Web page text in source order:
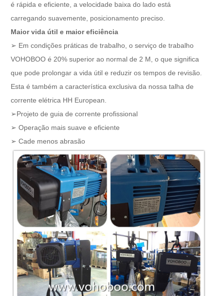
é rápida e eficiente, a velocidade baixa do lado está
carregando suavemente, posicionamento preciso.
Maior vida útil e maior eficiência
➢ Em condições práticas de trabalho, o serviço de trabalho
VOHOBOO é 20% superior ao normal de 2 M, o que significa
que pode prolongar a vida útil e reduzir os tempos de revisão.
Esta é também a característica exclusiva da nossa talha de
corrente elétrica HH European.
➢Projeto de guia de corrente profissional
➢ Operação mais suave e eficiente
➢ Cade menos abrasão